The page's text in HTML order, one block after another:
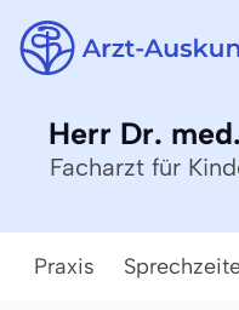
Herr Dr.
Facharzt für
Praxis